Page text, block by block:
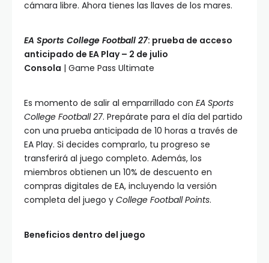
cámara libre. Ahora tienes las llaves de los mares.
EA Sports College Football 27: prueba de acceso
anticipado de EA Play – 2 de julio
Consola | Game Pass Ultimate
Es momento de salir al emparrillado con EA Sports
College Football 27. Prepárate para el día del partido
con una prueba anticipada de 10 horas a través de
EA Play. Si decides comprarlo, tu progreso se
transferirá al juego completo. Además, los
miembros obtienen un 10% de descuento en
compras digitales de EA, incluyendo la versión
completa del juego y College Football Points.
Beneficios dentro del juego